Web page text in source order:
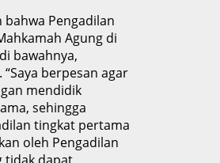
Pengadilan
Agung di
bawahnya,
berpesan agar
mendidik
sehingga
tingkat pertama
oleh Pengadilan